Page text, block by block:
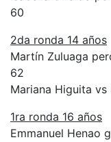
60
2da ronda 14 años
Martín Zuluaga
62
Mariana Higuita vs
1ra ronda 16 años
Emmanuel Henao